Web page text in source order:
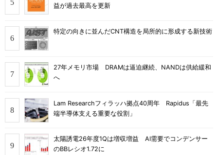
益が過去最高を更新
特定の向きに並んだCNT構造を局所的に形成する新技術
27年メモリ市場 DRAMは逼迫継続、NANDは供給緩和
へ
Lam Researchフィラッハ拠点40周年 Rapidus「最先
端半導体支える重要な役割」
太陽誘電26年度1Qは増収増益 AI需要でコンデンサー
のBBレシオ1.72に